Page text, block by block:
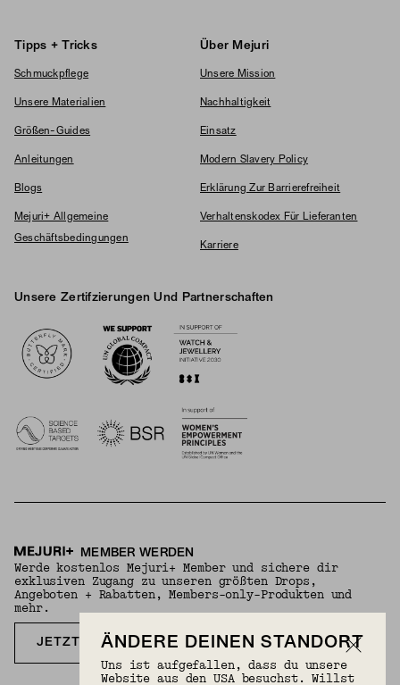
Tipps + Tricks
Schmuckpflege
Unsere Materialien
Größen-Guides
Anleitungen
Blogs
Mejuri+ Allgemeine
Geschäftsbedingungen
Über Mejuri
Unsere Mission
Nachhaltigkeit
Einsatz
Modern Slavery Policy
Erklärung Zur Barrierefreiheit
Verhaltenskodex Für Lieferanten
Karriere
Unsere Zertifzierungen Und Partnerschaften
MEMBER WERDEN
Werde kostenlos Mejuri+ Member und sichere dir
exklusiven Zugang zu unseren größten Drops,
Angeboten + Rabatten, Members-only-Produkten und
mehr.
JETZT KOSTENLOS ANMELDEN
ÄNDERE DEINEN STANDORT
Uns ist aufgefallen, dass du unsere
Website aus den USA besuchst. Willst